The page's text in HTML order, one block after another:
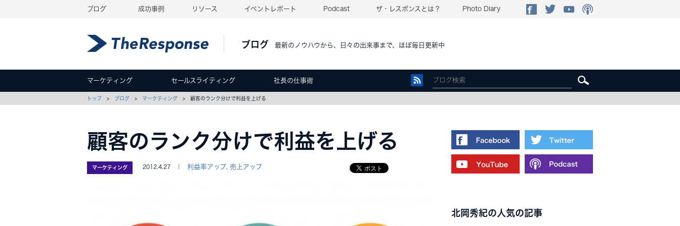
ブログ 成功事例 リソース イベントレポート Podcast ザ・レスポンスとは？ Photo Diary
ブログ 最新のノウハウから、日々の出来事まで、ほぼ毎日更新中
マーケティング セールスライティング 社長の仕事術
トップ > ブログ > マーケティング > 顧客のランク分けで利益を上げる
顧客のランク分けで利益を上げる
マーケティング 2012.4.27 ｜ 利益率アップ 売上アップ
北岡秀紀の人気の記事